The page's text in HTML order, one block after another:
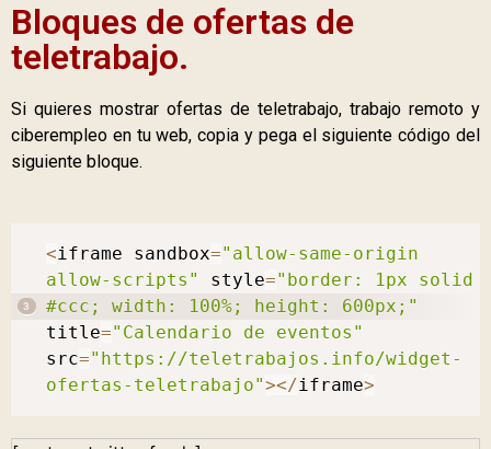
Bloques de ofertas de
teletrabajo.
Si quieres mostrar ofertas de teletrabajo, trabajo remoto y
ciberempleo en tu web, copia y pega el siguiente código del
siguiente bloque.
<iframe sandbox="allow-same-origin
allow-scripts"
style="border: 1px solid
#ccc; width: 100%; height: 600px;"
title="Calendario de eventos"
src="https://teletrabajos.info/widget-
ofertas-teletrabajo"></iframe>